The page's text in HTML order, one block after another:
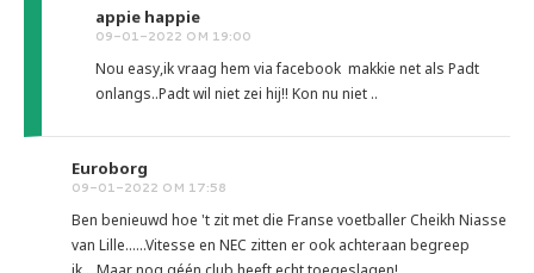
appie happie
09-01-2022 OM 19:00
Nou easy,ik vraag hem via facebook makkie net als Padt
onlangs..Padt wil niet zei hij!! Kon nu niet ..
Euroborg
09-01-2022 OM 17:58
Ben benieuwd hoe 't zit met die Franse voetballer Cheikh Niasse
van Lille......Vitesse en NEC zitten er ook achteraan begreep